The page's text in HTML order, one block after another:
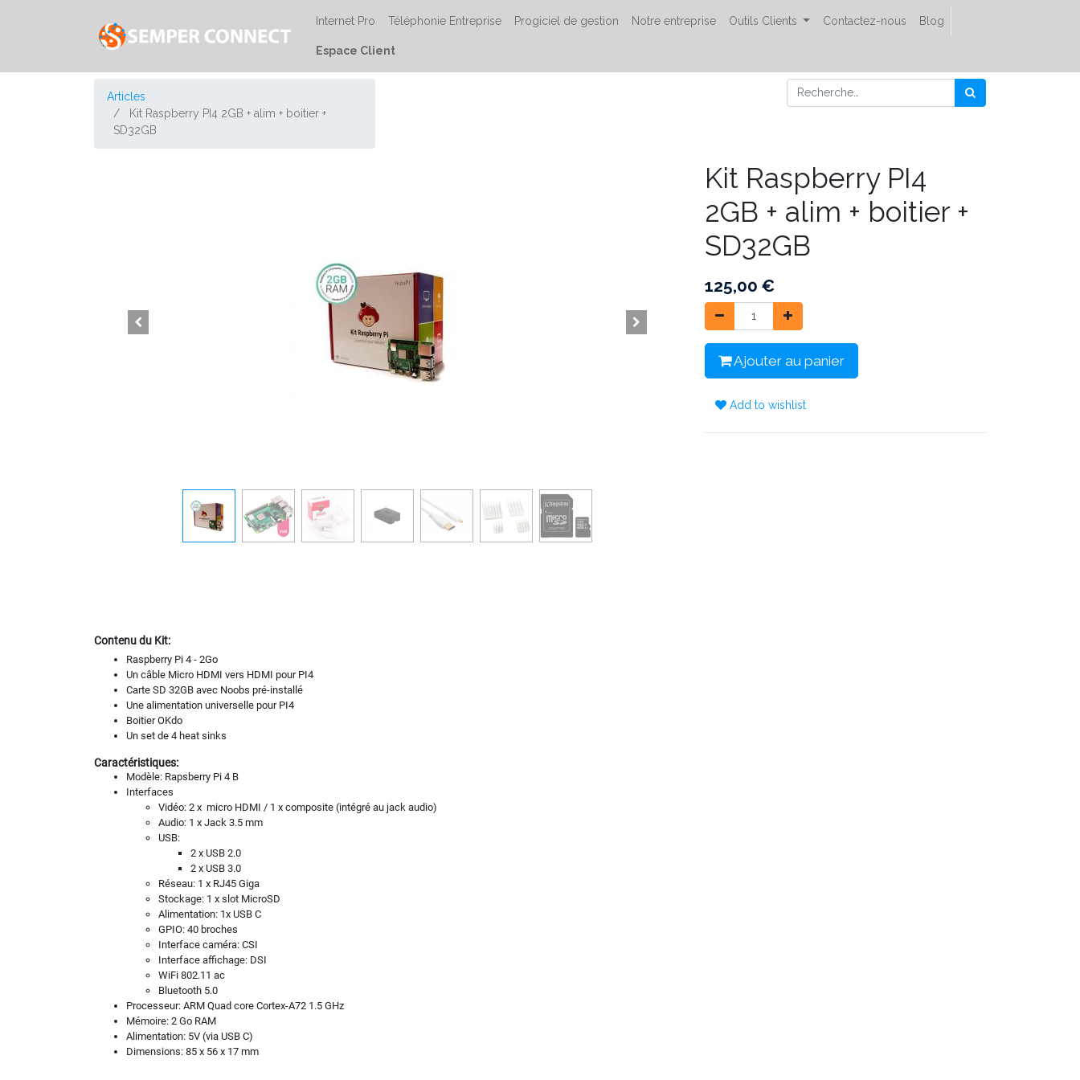
Internet Pro Téléphonie Entreprise Progiciel de gestion Notre entreprise Outils Clients Contactez-nous Blog
Espace Client
Articles
Kit Raspberry PI4 2GB + alim + boitier +
SD32GB
Kit Raspberry PI4
2GB + alim + boitier +
SD32GB
125,00 €
Ajouter au panier
Add to wishlist
Contenu du Kit:
Raspberry Pi 4 - 2Go
Un câble Micro HDMI vers HDMI pour PI4
Carte SD 32GB avec Noobs pré-installé
Une alimentation universelle pour PI4
Boitier OKdo
Un set de 4 heat sinks
Caractéristiques:
Modèle: Rapsberry Pi 4 B
Interfaces
Vidéo: 2 x micro HDMI / 1 x composite (intégré au jack audio)
Audio: 1 x Jack 3.5 mm
USB:
2 x USB 2.0
2 x USB 3.0
Réseau: 1 x RJ45 Giga
Stockage: 1 x slot MicroSD
Alimentation: 1x USB C
GPIO: 40 broches
Interface caméra: CSI
Interface affichage: DSI
WiFi 802.11 ac
Bluetooth 5.0
Processeur: ARM Quad core Cortex-A72 1.5 GHz
Mémoire: 2 Go RAM
Alimentation: 5V (via USB C)
Dimensions: 85 x 56 x 17 mm